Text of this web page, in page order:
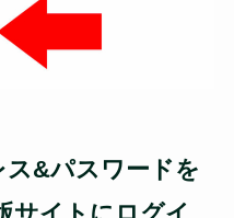
ス&パスワードを